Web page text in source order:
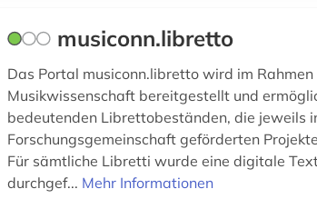
musiconn.libretto
Das Portal musiconn.libretto wird im
Musikwissenschaft bereitgestellt und
bedeutenden Librettobeständen, die jeweils
Forschungsgemeinschaft geförderten
Für sämtliche Libretti wurde eine digitale
durchgef... Mehr Informationen